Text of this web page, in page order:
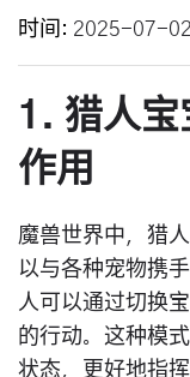
时间 2025-07-
1. 猎人宝
作用
魔兽世界中，猎
以与各种宠物携
人可以通过切换
的行动。这种模
状态，更好地指